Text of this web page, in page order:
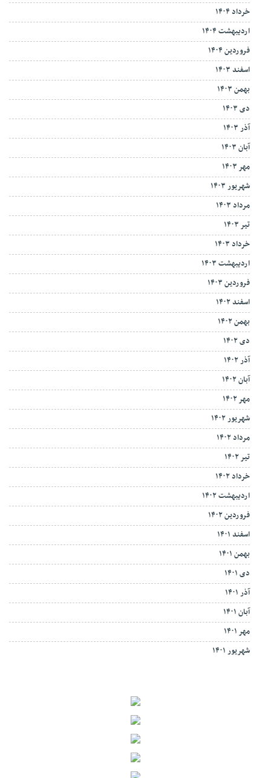
خرداد ۱۴۰۴
اردیبهشت ۱۴۰۴
فروردین ۱۴۰۴
اسفند ۱۴۰۳
بهمن ۱۴۰۳
دی ۱۴۰۳
آذر ۱۴۰۳
آبان ۱۴۰۳
مهر ۱۴۰۳
شهریور ۱۴۰۳
مرداد ۱۴۰۳
تیر ۱۴۰۳
خرداد ۱۴۰۳
اردیبهشت ۱۴۰۳
فروردین ۱۴۰۳
اسفند ۱۴۰۲
بهمن ۱۴۰۲
دی ۱۴۰۲
آذر ۱۴۰۲
آبان ۱۴۰۲
مهر ۱۴۰۲
شهریور ۱۴۰۲
مرداد ۱۴۰۲
تیر ۱۴۰۲
خرداد ۱۴۰۲
اردیبهشت ۱۴۰۲
فروردین ۱۴۰۲
اسفند ۱۴۰۱
بهمن ۱۴۰۱
دی ۱۴۰۱
آذر ۱۴۰۱
آبان ۱۴۰۱
مهر ۱۴۰۱
شهریور ۱۴۰۱